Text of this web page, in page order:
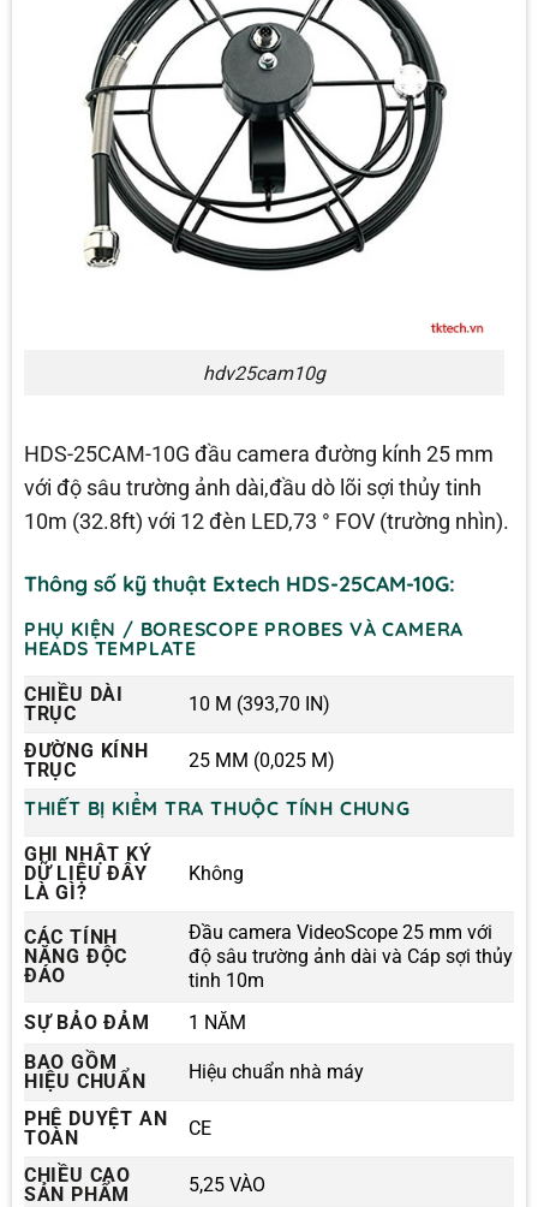
hdv25cam10g
HDS-25CAM-10G đầu camera đường kính 25 mm
với độ sâu trường ảnh dài,đầu dò lõi sợi thủy tinh
10m (32.8ft) với 12 đèn LED,73 ° FOV (trường nhìn).
Thông số kỹ thuật Extech HDS-25CAM-10G:
PHỤ KIỆN / BORESCOPE PROBES VÀ CAMERA
HEADS TEMPLATE
CHIỀU DÀI
TRỤC
10 M (393,70 IN)
ĐƯỜNG KÍNH
TRỤC
25 MM (0,025 M)
THIẾT BỊ KIỂM TRA THUỘC TÍNH CHUNG
GHI NHẬT KÝ
DỮ LIỆU ĐÂY
LÀ GÌ?
Không
CÁC TÍNH
NĂNG ĐỘC
ĐÁO
Đầu camera VideoScope 25 mm với
độ sâu trường ảnh dài và Cáp sợi thủy
tinh 10m
SỰ BẢO ĐẢM
1 NĂM
BAO GỒM
HIỆU CHUẨN
Hiệu chuẩn nhà máy
PHÊ DUYỆT AN
TOÀN
CE
CHIỀU CAO
SẢN PHẨM
5,25 VÀO